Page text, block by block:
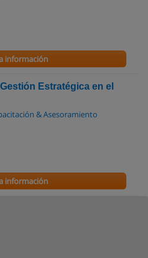
información
Estratégica en el
& Asesoramiento
información